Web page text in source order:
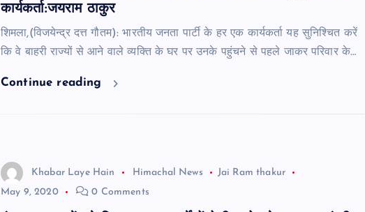
कार्यकर्ता:जयराम ठाकुर
शिमला,(विजयेन्द्र दत्त गौतम): भारतीय जनता पार्टी के हर एक कार्यकर्ता यह सुनिश्चित करें
कि वे बाहरी राज्यों से आने वाले व्यक्ति के घर पर उनके पहुंचने से पहले जाकर परिवार के…
Continue reading
Khabar Laye Hain Himachal News
Jai Ram thakur
May 9, 2020
0 Comments